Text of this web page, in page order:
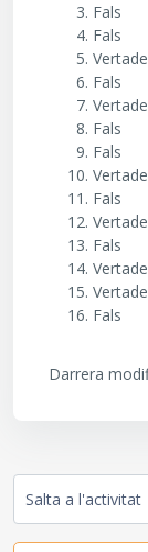
Fals
Fals
Fals
Fals
Fals
Fals
Fals
Fals
Darrera